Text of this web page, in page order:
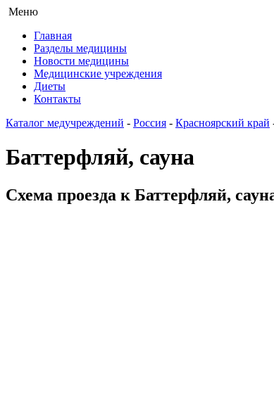
Меню
Главная
Разделы медицины
Новости медицины
Медицинские учреждения
Диеты
Контакты
Каталог медучреждений - Россия - Красноярский край
Баттерфляй, сауна
Схема проезда к Баттерфляй,